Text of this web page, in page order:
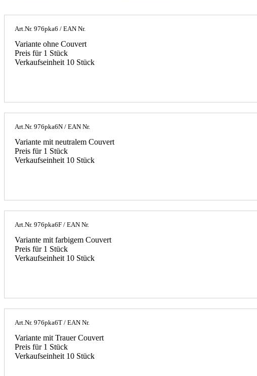
Art.Nr. 976pka6 / EAN Nr.
Variante ohne Couvert
Preis für 1 Stück
Verkaufseinheit 10 Stück
Art.Nr. 976pka6N / EAN Nr.
Variante mit neutralem Couvert
Preis für 1 Stück
Verkaufseinheit 10 Stück
Art.Nr. 976pka6F / EAN Nr.
Variante mit farbigem Couvert
Preis für 1 Stück
Verkaufseinheit 10 Stück
Art.Nr. 976pka6T / EAN Nr.
Variante mit Trauer Couvert
Preis für 1 Stück
Verkaufseinheit 10 Stück